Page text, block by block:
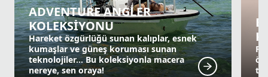
ADVENTURE ANGLER
KOLEKSİYONU
Hareket özgürlüğü sunan kalıplar, esnek
kumaşlar ve güneş koruması sunan
teknolojiler... Bu koleksiyonla macera
nereye, sen oraya!